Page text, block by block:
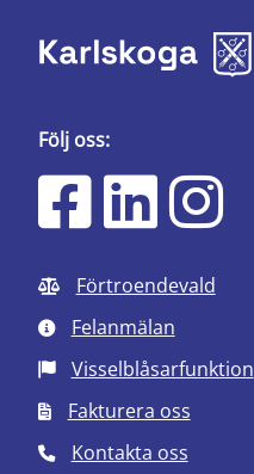
Följ oss:
Förtroendevald
Felanmälan
Visselblåsarfunktion
Fakturera oss
Kontakta oss